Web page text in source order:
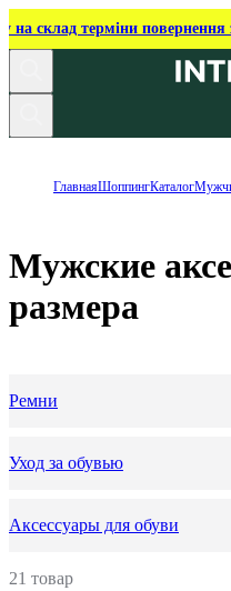
на склад терміни
ГлавнаяШоппингКаталог
Мужские
размера
Ремни
Уход за обувью
Аксессуары для обуви
21 товар